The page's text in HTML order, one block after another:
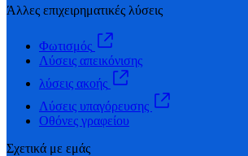
Άλλες επιχειρηματικές λύσεις
Φωτισμός
Λύσεις απεικόνισης
λύσεις ακοής
Λύσεις υπαγόρευσης
Οθόνες γραφείου
Σχετικά με εμάς